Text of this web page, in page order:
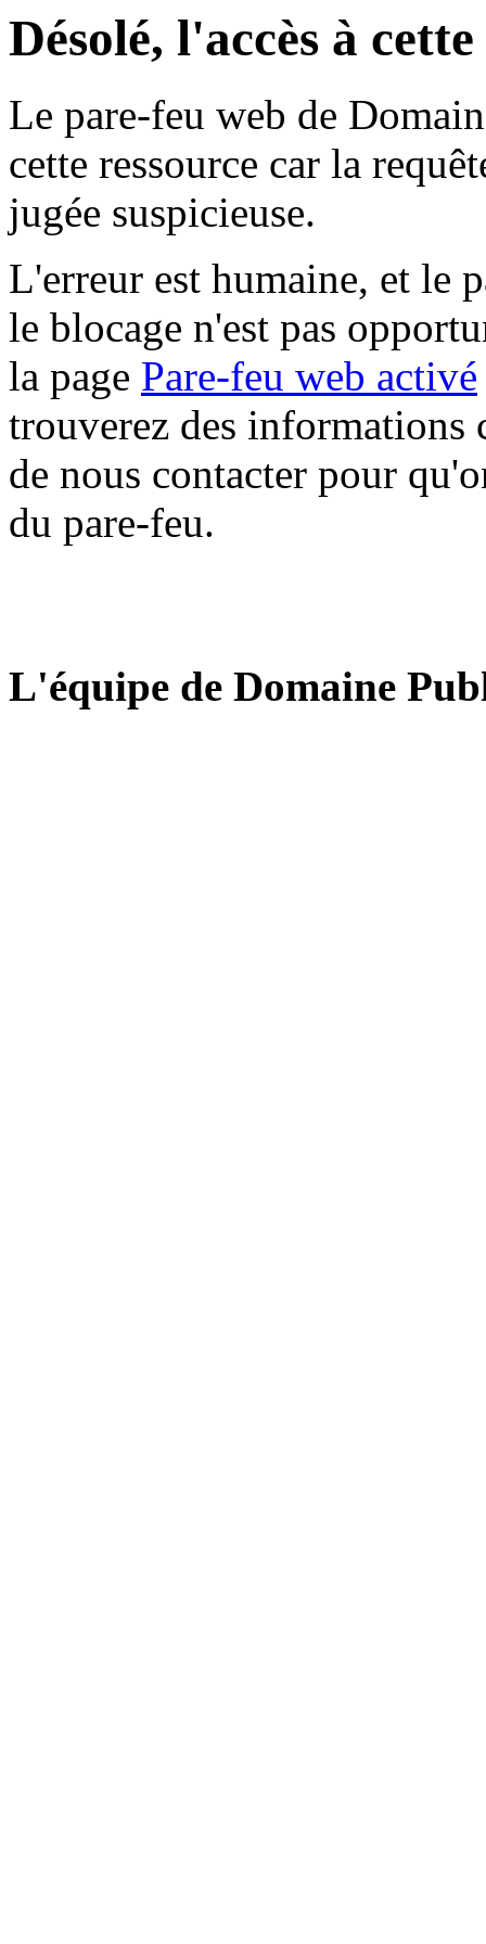
Désolé, l'accès à
Le pare-feu web de
cette ressource car la
jugée suspicieuse.
L'erreur est humaine, et le
le blocage n'est pas
la page Pare-feu web activé
trouverez des informations
de nous contacter pour
du pare-feu.
L'équipe de Domaine